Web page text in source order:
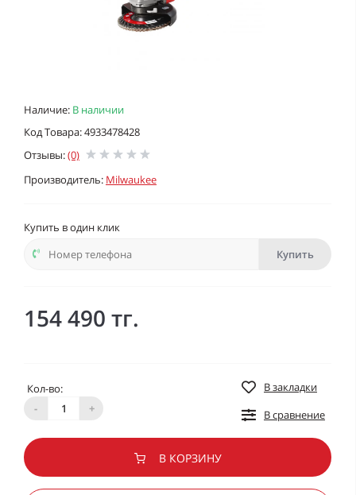
Наличие: В наличии
Код Товара: 4933478428
Отзывы:(0)
Производитель: Milwaukee
Купить в один клик
Купить
154 490 тг.
Кол-во:
-
+
В закладки
В сравнение
В КОРЗИНУ